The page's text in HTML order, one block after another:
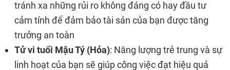
tránh xa những rủi ro không đáng có hay đầu tư
cảm tính để đảm bảo tài sản của bạn được tăng
trưởng an toàn
Tử vi tuổi Mậu Tý (Hỏa): Năng lượng trẻ trung và sự
linh hoạt của bạn sẽ giúp công việc đạt hiệu quả